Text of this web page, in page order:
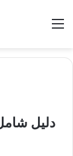
القائمة
دليل